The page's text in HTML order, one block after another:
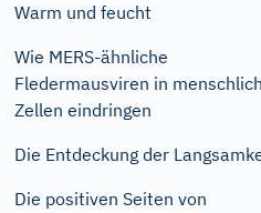
Warm und feucht
Wie MERS-ähnliche
Fledermausviren in
Zellen eindringen
Die Entdeckung der
Die positiven Seiten von